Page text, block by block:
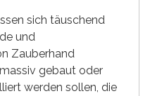
sich täuschend
und
Zauberhand
gebaut oder
werden sollen, die